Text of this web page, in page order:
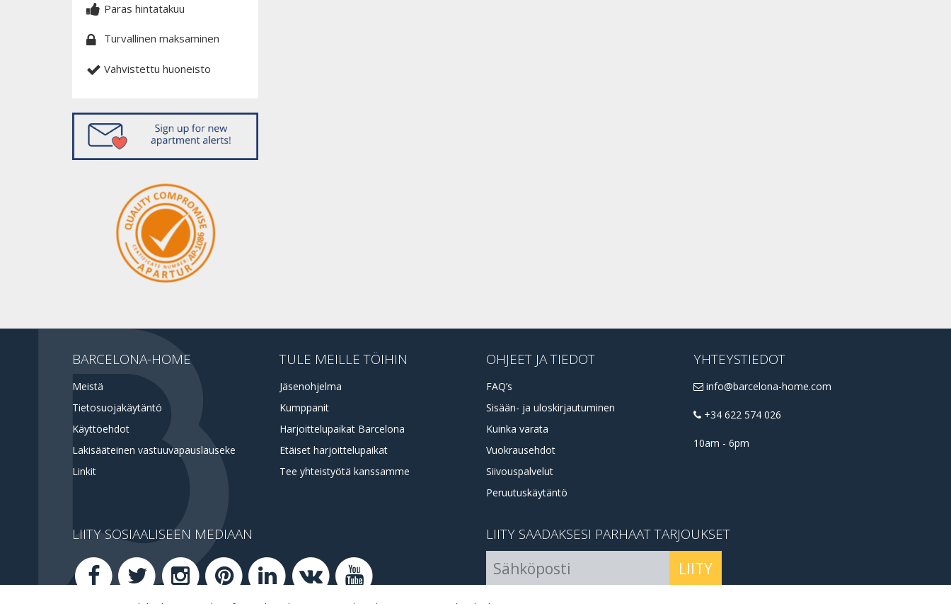
Paras hintatakuu
Turvallinen maksaminen
Vahvistettu huoneisto
BARCELONA-HOME
Meistä
Tietosuojakäytäntö
Käyttöehdot
Lakisääteinen vastuuvapauslauseke
Linkit
TULE MEILLE TÖIHIN
Jäsenohjelma
Kumppanit
Harjoittelupaikat Barcelona
Etäiset harjoittelupaikat
Tee yhteistyötä kanssamme
OHJEET JA TIEDOT
FAQ’s
Sisään- ja uloskirjautuminen
Kuinka varata
Vuokrausehdot
Siivouspalvelut
Peruutuskäytäntö
YHTEYSTIEDOT
info@barcelona-home.com
+34 622 574 026
10am - 6pm
LIITY SOSIAALISEEN MEDIAAN LIITY SAADAKSESI PARHAAT TARJOUKSET
LIITY